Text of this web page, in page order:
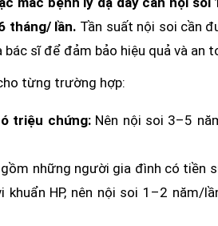
tháng/ lần. Tần suất nội soi cần
sĩ để đảm bảo hiệu quả và an
từng trường hợp:
triệu chứng:Nên nội soi 3–5
gồm những người gia đình có tiền
khuẩn HP, nên nội soi 1–2 năm/